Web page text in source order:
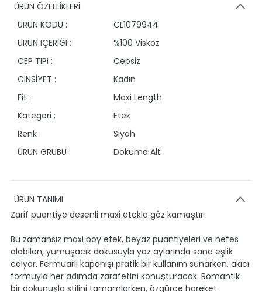
ÜRÜN ÖZELLİKLERİ
ÜRÜN KODU :
CL1079944
ÜRÜN İÇERİĞİ :
%100 Viskoz
CEP TİPİ :
Cepsiz
CİNSİYET :
Kadın
Fit :
Maxi Length
Kategori :
Etek
Renk :
Siyah
ÜRÜN GRUBU :
Dokuma Alt
ÜRÜN TANIMI
Zarif puantiye desenli maxi etekle göz kamaştır!
Bu zamansız maxi boy etek, beyaz puantiyeleri ve nefes
alabilen, yumuşacık dokusuyla yaz aylarında sana eşlik
ediyor. Fermuarlı kapanışı pratik bir kullanım sunarken, akıcı
formuyla her adımda zarafetini konuşturacak. Romantik
bir dokunuşla stilini tamamlarken, özgürce hareket